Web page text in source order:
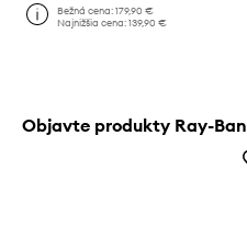
Bežná cena:179,90 €
Najnižšia cena:139,90 €
Objavte produkty Ray-Ban